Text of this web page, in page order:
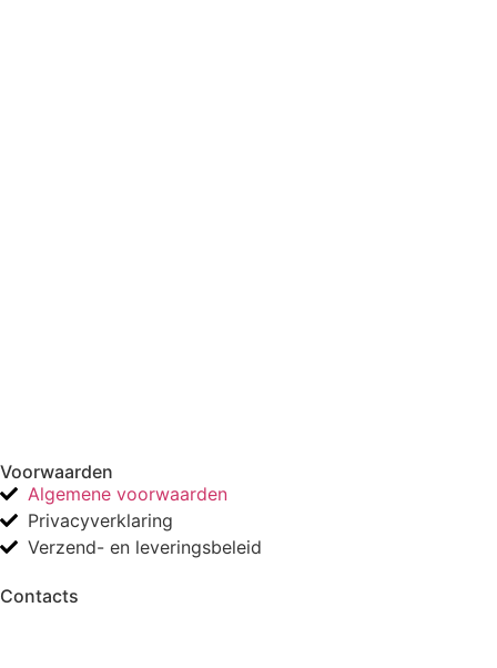
Voorwaarden
Algemene voorwaarden
Privacyverklaring
Verzend- en leveringsbeleid
Contacts